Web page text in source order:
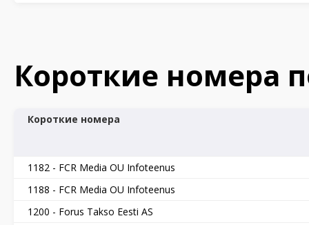
Короткие номера
Короткие номера
1182 - FCR Media OU Infoteenus
1188 - FCR Media OU Infoteenus
1200 - Forus Takso Eesti AS